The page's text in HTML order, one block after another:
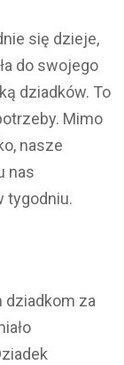
się dzieje,
do swojego
dziadków. To
Mimo
nasze
nas
tygodniu.
za